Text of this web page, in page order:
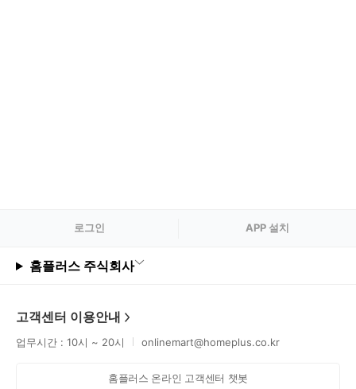
로그인 APP 설치
홈플러스 주식회사
고객센터 이용안내
업무시간 : 10시 ~ 20시 onlinemart@homeplus.co.kr
홈플러스 온라인 고객센터 챗봇